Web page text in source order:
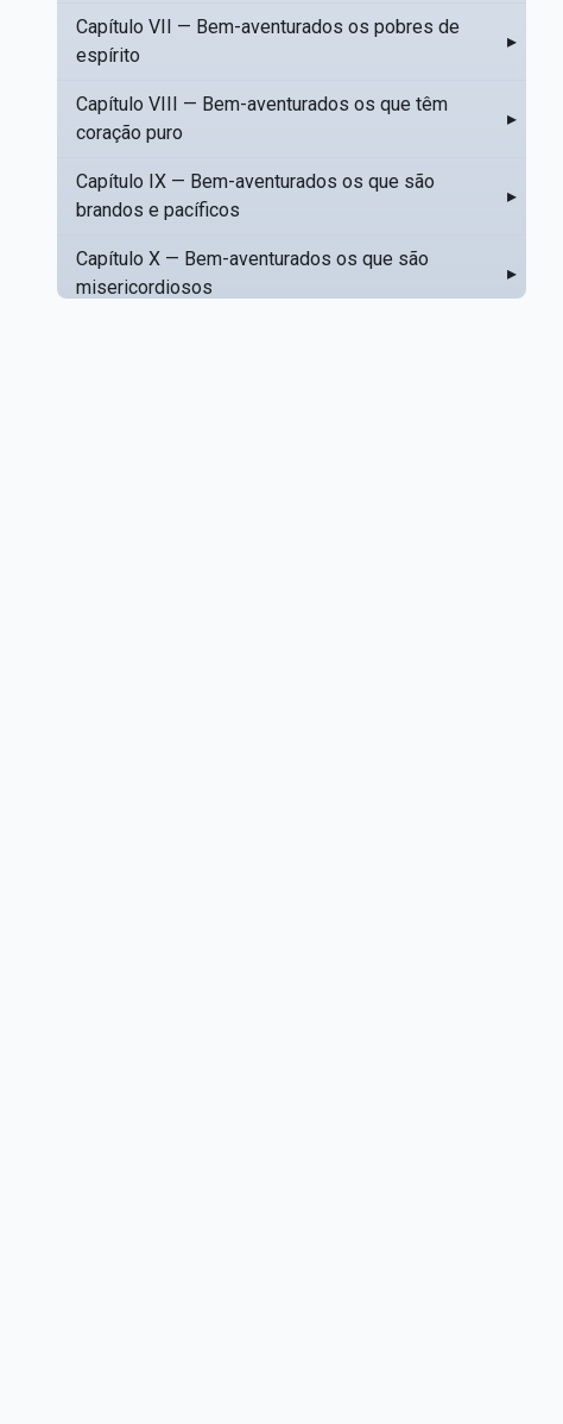
Capítulo VII — Bem-aventurados os pobres de
espírito
▸
Capítulo VIII — Bem-aventurados os que têm
coração puro
▸
Capítulo IX — Bem-aventurados os que são
brandos e pacíficos
▸
Capítulo X — Bem-aventurados os que são
misericordiosos
▸